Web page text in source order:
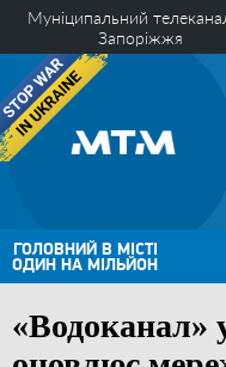
Муніципальний
Запоріжжя
ГОЛОВНИЙ В МІСТІ
ОДИН НА МІЛЬЙОН
«Водоканал»